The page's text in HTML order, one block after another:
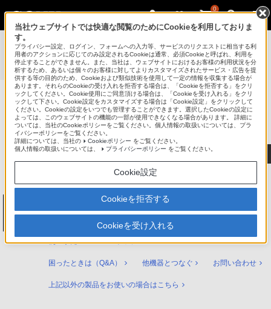
0
使いかたマニュアル（取扱説明 Web版）
BDZ-FT3000 / BDZ-FT2000 / BDZ-FT1000 / BDZ-FW2000 /
BDZ-FW1000 / BDZ-FW500 使いかたマニュアル
ブルーレイディスク/DVDレコーダー
サポート・お問い合わせ
ブルーレイディスク/DVDレコーダー
BDZ-FT3000 / BDZ-FT2000 / BDZ-FT1000 /
BDZ-FW2000 / BDZ-FW1000 / BDZ-FW500
使いかたマニュアル トップ
困ったときは（Q&A） 他機器とつなぐ お問い合わせ
上記以外の製品をお使いの場合はこちら
当社ウェブサイトでは快適な閲覧のためにCookieを利用しておりま
す。
プライバシー設定、ログイン、フォームへの入力等、サービスのリクエストに相当する利
用者のアクションに応じてのみ設定されるCookieは通常、必須Cookieと呼ばれ、利用を
停止することができません。また、当社は、ウェブサイトにおけるお客様の利用状況を分
析するため、あるいは個々のお客様に対してよりカスタマイズされたサービス・広告を提
供する等の目的のため、Cookieおよび類似技術を使用して一定の情報を収集する場合が
あります。それらのCookieの受け入れを拒否する場合は、「Cookieを拒否する」をクリ
ックしてください。Cookie使用にご同意頂ける場合は、「Cookieを受け入れる」をクリ
ックして下さい。Cookie設定をカスタマイズする場合は「Cookie設定」をクリックして
ください。Cookieの設定をいつでも管理することができます。選択したCookieの設定に
よっては、このウェブサイトの機能の一部が使用できなくなる場合があります。 詳細に
ついては、当社のCookieポリシーをご覧ください。個人情報の取扱いについては、プラ
イバシーポリシーをご覧ください。
詳細については、当社の
Cookieポリシー をご覧ください。
個人情報の取扱いについては、
プライバシーポリシー をご覧ください。
Cookie設定
Cookieを拒否する
Cookieを受け入れる